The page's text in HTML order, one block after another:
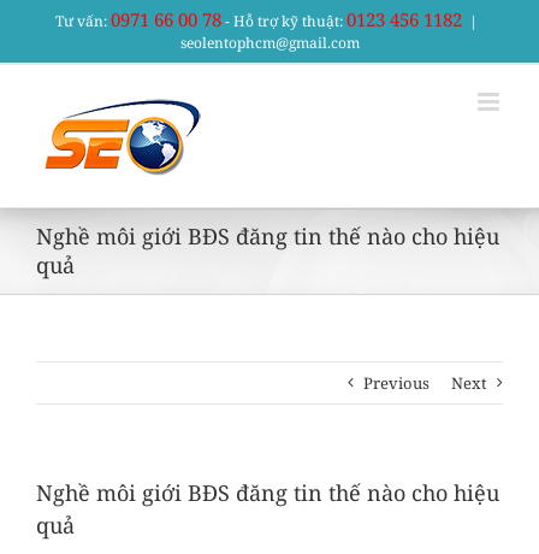
content
Tư vấn:0971 66 00 78- Hỗ trợ kỹ thuật:0123 456 1182 |
seolentophcm@gmail.com
Nghề môi giới BĐS đăng tin thế nào cho hiệu
quả
Previous Next
Nghề môi giới BĐS đăng tin thế nào cho hiệu
quả